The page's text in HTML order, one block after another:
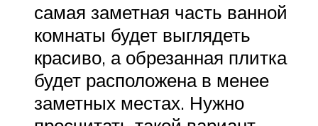
самая заметная часть ванной
комнаты будет выглядеть
красиво, а обрезанная плитка
будет расположена в менее
заметных местах. Нужно